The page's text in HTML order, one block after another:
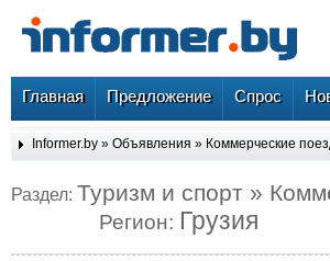
Главная Предложение Спрос
Informer.by » Объявления » Коммерческие
Раздел: Туризм и спорт »
Регион: Грузия